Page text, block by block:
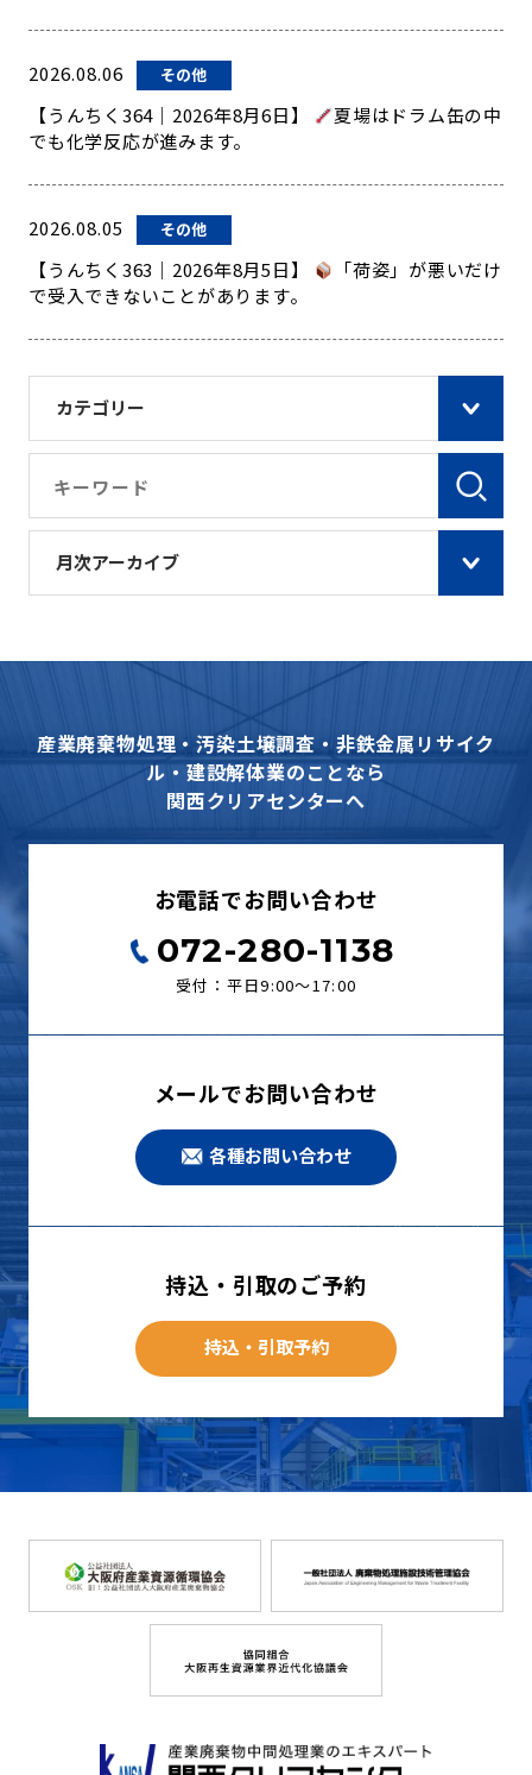
カテゴリー
月次アーカイブ
2026.08.06 その他
【うんちく364｜2026年8月6日】
夏場はドラム缶の中
でも化学反応が進みます。
2026.08.05 その他
【うんちく363｜2026年8月5日】
「荷姿」が悪いだけ
で受入できないことがあります。
産業廃棄物処理・汚染土壌調査・非鉄金属リサイク
ル・建設解体業のことなら
関西クリアセンターへ
お電話でお問い合わせ
072-280-1138
受付：平日9:00〜17:00
メールでお問い合わせ
各種お問い合わせ
持込・引取のご予約
持込・引取予約